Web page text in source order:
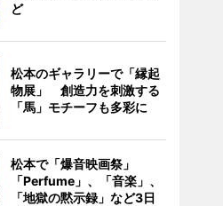
ど
松本のギャラリーで「縁起
物展」 創造力を刺激する
「馬」モチーフも多彩に
松本で「爆音映画祭」
「Perfume」、「音楽」、
「地獄の黙示録」など3日